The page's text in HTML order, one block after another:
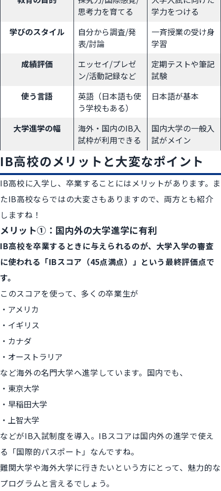
思考力を育てる
学力をつける
学びのスタイル
自分から調査/発
表/討論
一斉授業の受け身
学習
成績評価
エッセイ/プレゼ
ン/活動記録など
定期テストや筆記
試験
使う言語
英語（日本語も使
う学校もある）
日本語が基本
大学進学の幅
海外・国内のIB入
試枠が利用できる
国内大学の一般入
試がメイン
IB高校のメリットと大変なポイント
IB高校に入学し、卒業することにはメリットがあります。ま
たIB高校ならではの大変さもありますので、両方とも紹介
しますね！
メリット①：国内外の大学進学に有利
IB高校を卒業するときに与えられるのが、大学入学の審査
に使われる「IBスコア（45点満点）」という最終評価点で
す。
このスコアを使って、多くの卒業生が
アメリカ
イギリス
カナダ
オーストラリア
など海外の名門大学へ進学しています。国内でも、
東京大学
早稲田大学
上智大学
などがIB入試制度を導入。IBスコアは国内外の進学で使え
る「国際的パスポート」なんですね。
難関大学や海外大学に行きたいという方にとって、魅力的な
プログラムと言えるでしょう。